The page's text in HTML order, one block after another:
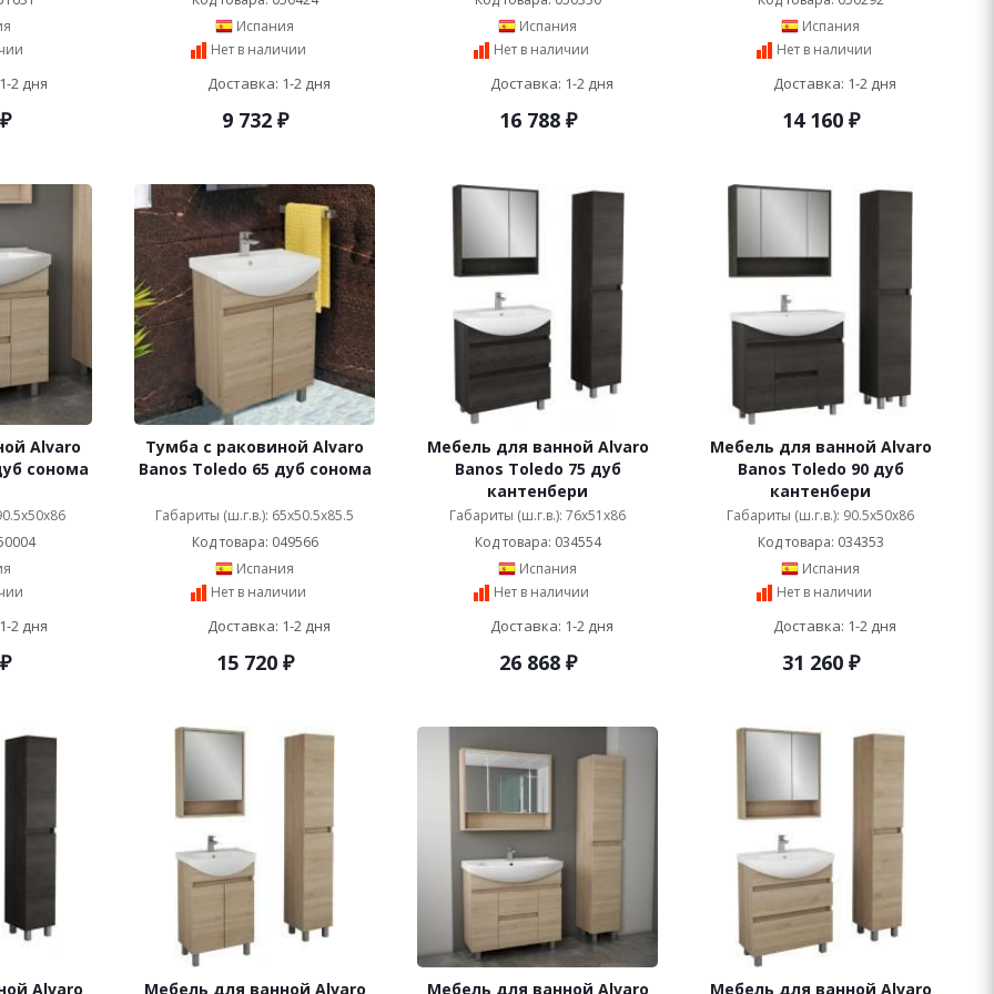
2 дня
Испания
Нет в наличии
Доставка: 1-2 дня
9 732₽
Испания
Нет в наличии
Доставка: 1-2 дня
16 788₽
Испания
Нет в наличии
Доставка: 1-2 дня
14 160₽
Alvaro
сонома
2 дня
Тумба с раковиной Alvaro
Banos Toledo 65 дуб сонома
Габариты (ш.г.в.): 65x50.5x85.5
Код товара: 049566
Испания
Нет в наличии
Доставка: 1-2 дня
15 720₽
Мебель для ванной Alvaro
Banos Toledo 75 дуб
кантенбери
Габариты (ш.г.в.): 76x51x86
Код товара: 034554
Испания
Нет в наличии
Доставка: 1-2 дня
26 868₽
Мебель для ванной Alvaro
Banos Toledo 90 дуб
кантенбери
Габариты (ш.г.в.): 90.5x50x86
Код товара: 034353
Испания
Нет в наличии
Доставка: 1-2 дня
31 260₽
Alvaro Мебель для ванной Alvaro Мебель для ванной Alvaro Мебель для ванной Alvaro